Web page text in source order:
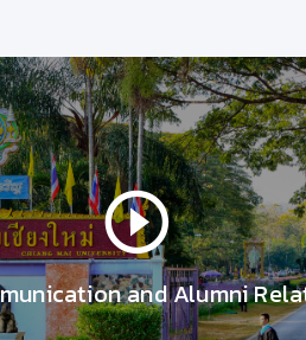
านวิชาการรับใช้สังคม
สนุนงานวิชาการรับใช้
มช.
วัน
มช
สั
and Alumni